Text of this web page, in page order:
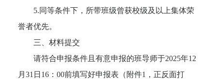
5.同等条件下，所带班级曾获校级及以上集体荣
誉者优先。
三、材料提交
请符合申报条件且有意申报的班导师于2025年12
月31 日 16 ：00前填写好申报表（附件1 ，正反面打